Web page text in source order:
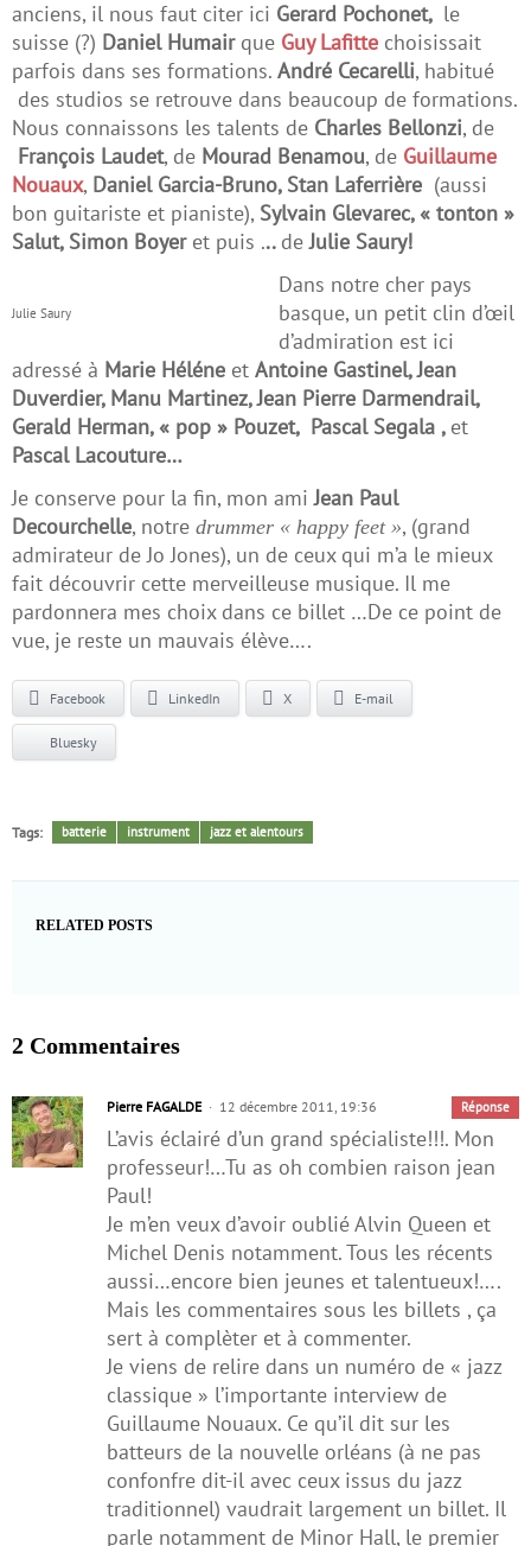
anciens, il nous faut citer ici Gerard Pochonet, le
suisse (?) Daniel Humairque Guy Lafitte choisissait
parfois dans ses formations. André Cecarelli, habitué
des studios se retrouve dans beaucoup de formations.
Nous connaissons les talents de Charles Bellonzi, de
François Laudet, de Mourad Benamou, de Guillaume
Nouaux, Daniel Garcia-Bruno, Stan Laferrière (aussi
bon guitariste et pianiste), Sylvain Glevarec, « tonton »
Salut, Simon Boyer et puis ... deJulie Saury!
Julie Saury
Dans notre cher pays
basque, un petit clin d’œil
d’admiration est ici
adressé à Marie Héléne et Antoine Gastinel, Jean
Duverdier, Manu Martinez, Jean Pierre Darmendrail,
Gerald Herman, « pop » Pouzet, Pascal Segala , et
Pascal Lacouture…
Je conserve pour la fin, mon ami Jean Paul
Decourchelle, notre drummer « happy feet », (grand
admirateur de Jo Jones), un de ceux qui m’a le mieux
fait découvrir cette merveilleuse musique. Il me
pardonnera mes choix dans ce billet …De ce point de
vue, je reste un mauvais élève….
Facebook LinkedIn X E-mail
Bluesky
Tags: batterie instrument jazz et alentours
RELATED POSTS
2 Commentaires
Pierre FAGALDE 12 décembre 2011, 19:36 Réponse
L’avis éclairé d’un grand spécialiste!!!. Mon
professeur!…Tu as oh combien raison jean
Paul!
Je m’en veux d’avoir oublié Alvin Queen et
Michel Denis notamment. Tous les récents
aussi…encore bien jeunes et talentueux!….
Mais les commentaires sous les billets , ça
sert à complèter et à commenter.
Je viens de relire dans un numéro de « jazz
classique » l’importante interview de
Guillaume Nouaux. Ce qu’il dit sur les
batteurs de la nouvelle orléans (à ne pas
confonfre dit-il avec ceux issus du jazz
traditionnel) vaudrait largement un billet. Il
parle notamment de Minor Hall, le premier